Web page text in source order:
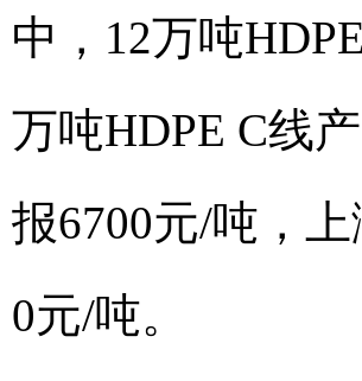
中，12万吨
万吨HDPE C线
报6700元/吨，
0元/吨。